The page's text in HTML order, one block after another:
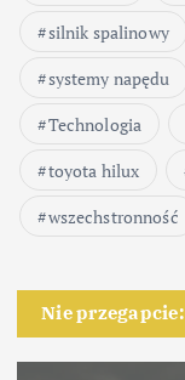
silnik spalinowy
systemy napędu
Technologia
toyota hilux
wszechstronność
Nie przegapcie: